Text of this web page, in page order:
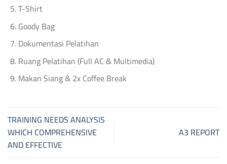
T-Shirt
Goody Bag
Dokumentasi Pelatihan
Ruang Pelatihan (Full AC & Multimedia)
Makan Siang & 2x Coffee Break
TRAINING NEEDS ANALYSIS
WHICH COMPREHENSIVE
AND EFFECTIVE
A3 REPORT